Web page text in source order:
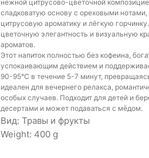
нежной цитрусово-цветочной
сладковатую основу с ореховыми
цитрусовую ароматику и лёгкую
цветочную элегантность и визуальную
ароматов.
Этот напиток полностью без кофеина,
успокаивающим действием и
90-95°C в течение 5-7 минут,
идеален для вечернего релакса,
особых случаев. Подходит для детей и
десертами и может подаваться с мёдом.
Вид: Травы и фрукты
Weight: 400 g